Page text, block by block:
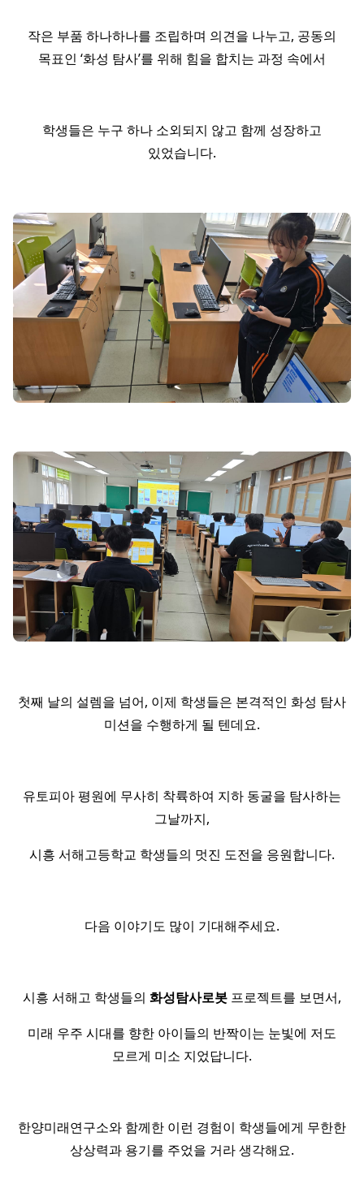
작은 부품 하나하나를 조립하며 의견을 나누고, 공동의
목표인 ‘화성 탐사’를 위해 힘을 합치는 과정 속에서
학생들은 누구 하나 소외되지 않고 함께 성장하고
있었습니다.
첫째 날의 설렘을 넘어, 이제 학생들은 본격적인 화성 탐사
미션을 수행하게 될 텐데요.
유토피아 평원에 무사히 착륙하여 지하 동굴을 탐사하는
그날까지,
시흥 서해고등학교 학생들의 멋진 도전을 응원합니다.
다음 이야기도 많이 기대해주세요.
시흥 서해고 학생들의 화성탐사로봇 프로젝트를 보면서,
미래 우주 시대를 향한 아이들의 반짝이는 눈빛에 저도
모르게 미소 지었답니다.
한양미래연구소와 함께한 이런 경험이 학생들에게 무한한
상상력과 용기를 주었을 거라 생각해요.